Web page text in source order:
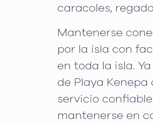
caracoles,
Mantenerse
por la isla con
en toda la isla.
de Playa
servicio
mantenerse en